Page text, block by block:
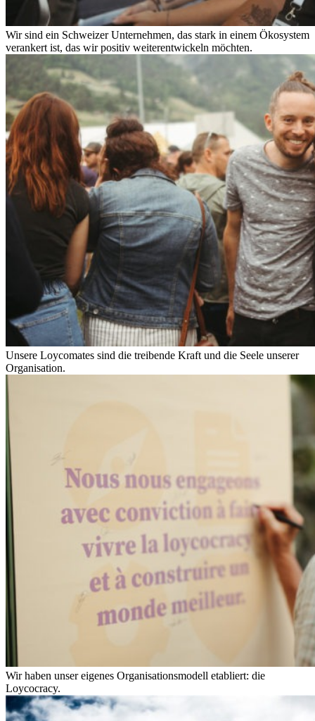
Wir sind ein Schweizer Unternehmen, das stark in einem Ökosystem
verankert ist, das wir positiv weiterentwickeln möchten.
Unsere Loycomates sind die treibende Kraft und die Seele unserer
Organisation.
Wir haben unser eigenes Organisationsmodell etabliert: die
Loycocracy.